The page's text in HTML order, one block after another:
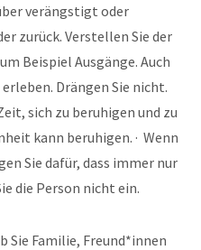
verängstigt oder
zurück. Verstellen Sie der
Beispiel Ausgänge. Auch
Drängen Sie nicht.
sich zu beruhigen und zu
kann beruhigen. · Wenn
Sie dafür, dass immer nur
die Person nicht ein.
Sie Familie, Freund*innen